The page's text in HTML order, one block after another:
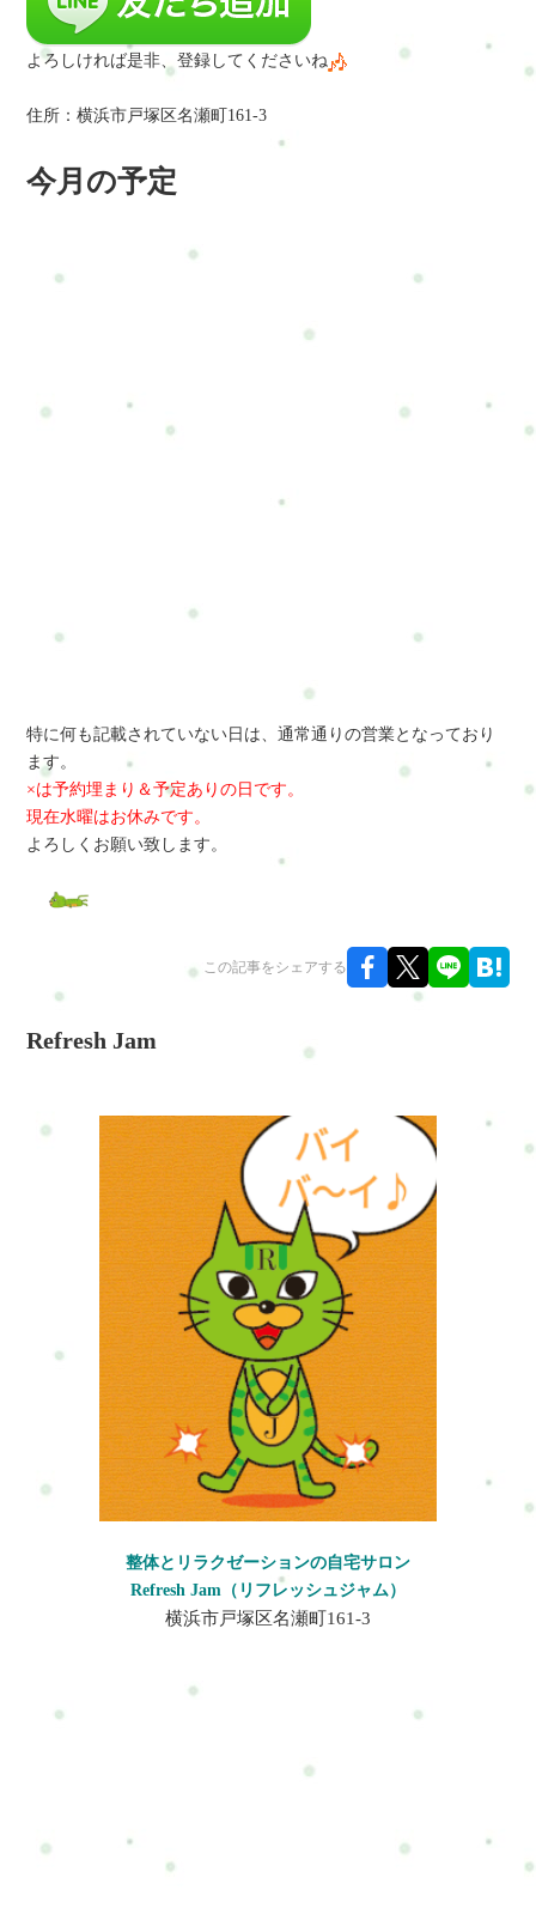
よろしければ是非、登録してくださいね
住所：横浜市戸塚区名瀬町161-3
今月の予定
特に何も記載されていない日は、通常通りの営業となっており
ます。
×は予約埋まり＆予定ありの日です。
現在水曜はお休みです。
よろしくお願い致します。
この記事をシェアする
Refresh Jam
整体とリラクゼーションの自宅サロン
Refresh Jam（リフレッシュジャム）
横浜市戸塚区名瀬町161-3